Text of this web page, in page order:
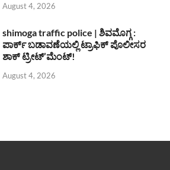
August 4, 2026
shimoga traffic police | ಶಿವಮೊಗ್ಗ :
ಪಾರ್ಕ್ ಬಡಾವಣೆಯಲ್ಲಿ ಟ್ರಾಫಿಕ್ ಪೊಲೀಸರ
ಶಾಕ್ ಟ್ರೀಟ್’ಮೆಂಟ್!
August 4, 2026